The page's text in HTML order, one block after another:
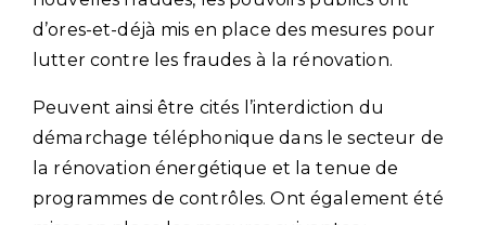
d’ores-et-déjà mis en place des mesures pour
lutter contre les fraudes à la rénovation.
Peuvent ainsi être cités l’interdiction du
démarchage téléphonique dans le secteur de
la rénovation énergétique et la tenue de
programmes de contrôles. Ont également été